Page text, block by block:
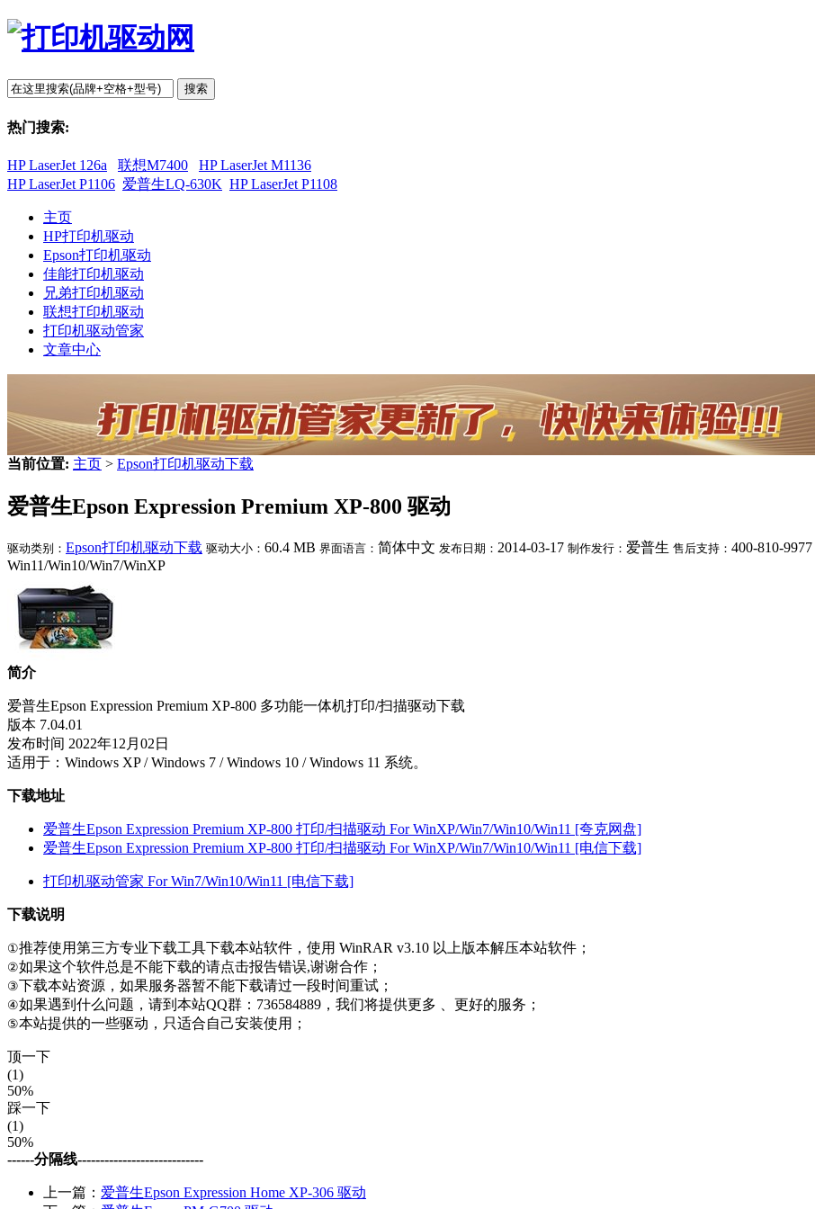
搜索
热门搜索:
HP LaserJet 126a 联想M7400
HP LaserJet M1136
HP LaserJet P1106 爱普生LQ-630K HP LaserJet P1108
主页
HP打印机驱动
Epson打印机驱动
佳能打印机驱动
兄弟打印机驱动
联想打印机驱动
打印机驱动管家
文章中心
当前位置: 主页 > Epson打印机驱动下载
爱普生Epson Expression Premium XP-800 驱动
驱动类别： Epson打印机驱动下载 驱动大小： 60.4 MB 界面语言： 简体中文 发布日期： 2014-03-17 制作发行： 爱普生 售后支持： 400-810-9977
Win11/Win10/Win7/WinXP
简介
爱普生Epson Expression Premium XP-800 多功能一体机打印/扫描驱动下载
版本 7.04.01
发布时间 2022年12月02日
适用于：Windows XP / Windows 7 / Windows 10 / Windows 11 系统。
下载地址
爱普生Epson Expression Premium XP-800 打印/扫描驱动 For WinXP/Win7/Win10/Win11 [夸克网盘]
爱普生Epson Expression Premium XP-800 打印/扫描驱动 For WinXP/Win7/Win10/Win11 [电信下载]
打印机驱动管家 For Win7/Win10/Win11 [电信下载]
下载说明
①推荐使用第三方专业下载工具下载本站软件，使用 WinRAR v3.10 以上版本解压本站软件；
②如果这个软件总是不能下载的请点击报告错误,谢谢合作；
③下载本站资源，如果服务器暂不能下载请过一段时间重试；
④如果遇到什么问题，请到本站QQ群：736584889，我们将提供更多 、更好的服务；
⑤本站提供的一些驱动，只适合自己安装使用；
顶一下
(1)
50%
踩一下
(1)
50%
------分隔线----------------------------
上一篇： 爱普生Epson Expression Home XP-306 驱动